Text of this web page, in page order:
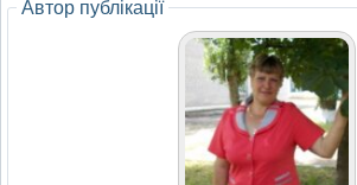
Автор публікації